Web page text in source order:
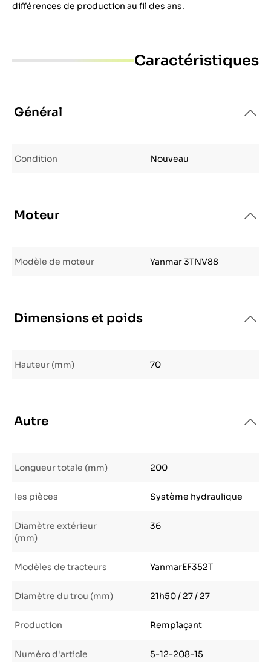
différences de production au fil des ans.
Caractéristiques
Général
Condition Nouveau
Moteur
Modèle de moteur Yanmar 3TNV88
Dimensions et poids
Hauteur (mm) 70
Autre
Longueur totale (mm) 200
les pièces Système hydraulique
Diamètre extérieur
(mm)
36
Modèles de tracteurs YanmarEF352T
Diamètre du trou (mm) 21h50 / 27 / 27
Production Remplaçant
Numéro d'article 5-12-208-15